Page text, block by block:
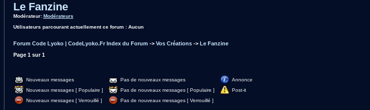
Le Fanzine
Modérateur: Modérateurs
Utilisateurs parcourant actuellement ce forum : Aucun
Forum Code Lyoko | CodeLyoko.Fr Index du Forum -> Vos Créations-> Le Fanzine
Page 1sur1
Nouveaux messages Pas de nouveaux messages
Annonce
Nouveaux messages [ Populaire ]
Pas de nouveaux messages [ Populaire ]
Post-it
Nouveaux messages [ Verrouillé ]
Pas de nouveaux messages [ Verrouillé ]